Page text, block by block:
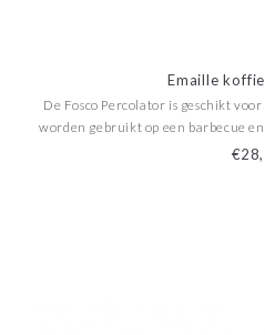
Emaille
De Fosco Percolator is geschikt
worden gebruikt op een barbecue
een kookplaat, een keramische